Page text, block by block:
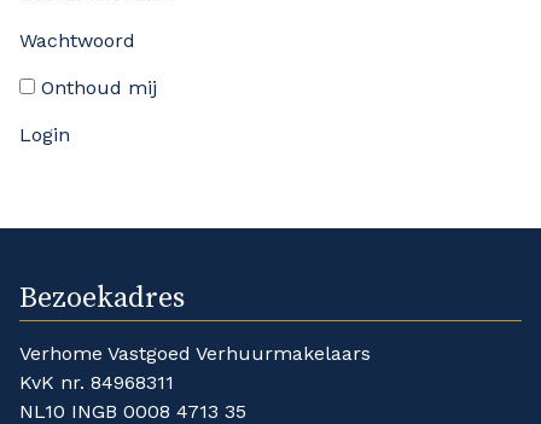
Wachtwoord
Onthoud mij
Bezoekadres
Verhome Vastgoed Verhuurmakelaars
KvK nr. 84968311
NL10 INGB 0008 4713 35